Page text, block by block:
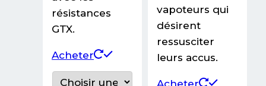
résistances
GTX.
Acheter
Ce
produit
vapoteurs qui
désirent
ressusciter
leurs accus.